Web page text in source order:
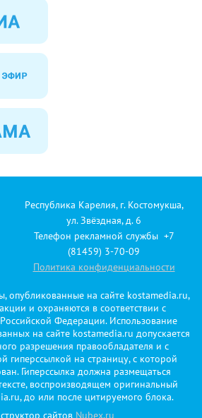
Республика Карелия, г. Костомукша,
ул. Звёздная, д. 6
Телефон рекламной службы +7
(81459) 3-70-09
Политика конфиденциальности
опубликованные на сайте kostamedia.ru,
и охраняются в соответствии с
Федерации. Использование
на сайте kostamedia.ru допускается
разрешения правообладателя и с
гиперссылкой на страницу, с которой
Гиперссылка должна размещаться
воспроизводящем оригинальный
до или после цитируемого блока.
сайтов Nubex.ru